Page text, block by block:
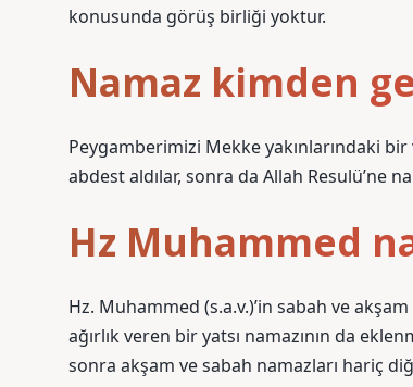
konusunda görüş birliği yoktur.
Namaz kimden
Peygamberimizi Mekke yakınlarındaki
abdest aldılar, sonra da Allah Resulü’ne
Hz Muhammed
Hz. Muhammed (s.a.v.)’in sabah ve
ağırlık veren bir yatsı namazının da
sonra akşam ve sabah namazları hariç